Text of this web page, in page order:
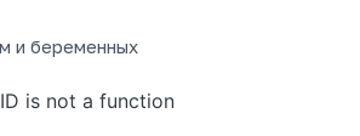
и беременных
is not a function